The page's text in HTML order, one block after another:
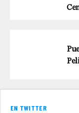
EN TWITTER